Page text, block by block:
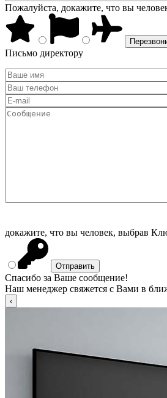
Пожалуйста, докажите, что вы
Письмо директору
докажите, что вы человек, выбрав
Спасибо за Ваше сообщение!
Наш менеджер свяжется с Вами в